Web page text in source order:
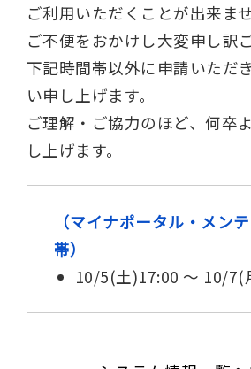
ご利用いただくことが出来ませ
ご不便をおかけし大変申し訳
下記時間帯以外に申請いただ
い申し上げます。
ご理解・ご協力のほど、何卒
し上げます。
（マイナポータル・メン
帯）
10/5(土)17:00 ～ 10/7(